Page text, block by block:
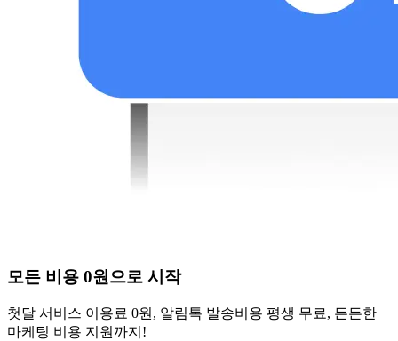
모든 비용 0원으로 시작
첫달 서비스 이용료 0원, 알림톡 발송비용 평생 무료, 든든한
마케팅 비용 지원까지!